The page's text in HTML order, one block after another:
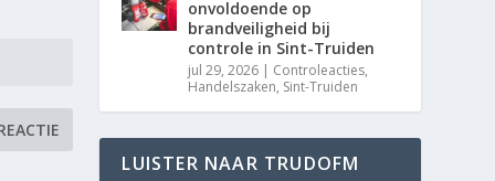
onvoldoende op
brandveiligheid bij
controle in Sint-Truiden
jul 29, 2026 | Controleacties,
Handelszaken, Sint-Truiden
LUISTER NAAR TRUDOFM